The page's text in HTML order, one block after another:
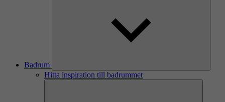
Badrum
Hitta inspiration till badrummet